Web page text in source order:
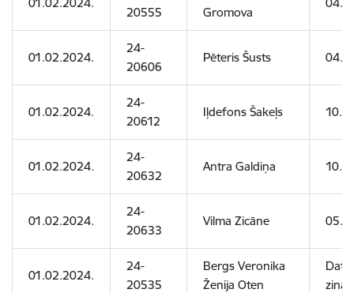
20555
Gromova
01.02.2024.
24-
20606
Pēteris Šusts
01.02.2024.
24-
20612
Iļdefons Šakeļs
01.02.2024.
24-
20632
Antra Galdiņa
01.02.2024.
24-
20633
Vilma Zicāne
01.02.2024.
24-
20535
Bergs Veronika
Ženija Oten
Dati